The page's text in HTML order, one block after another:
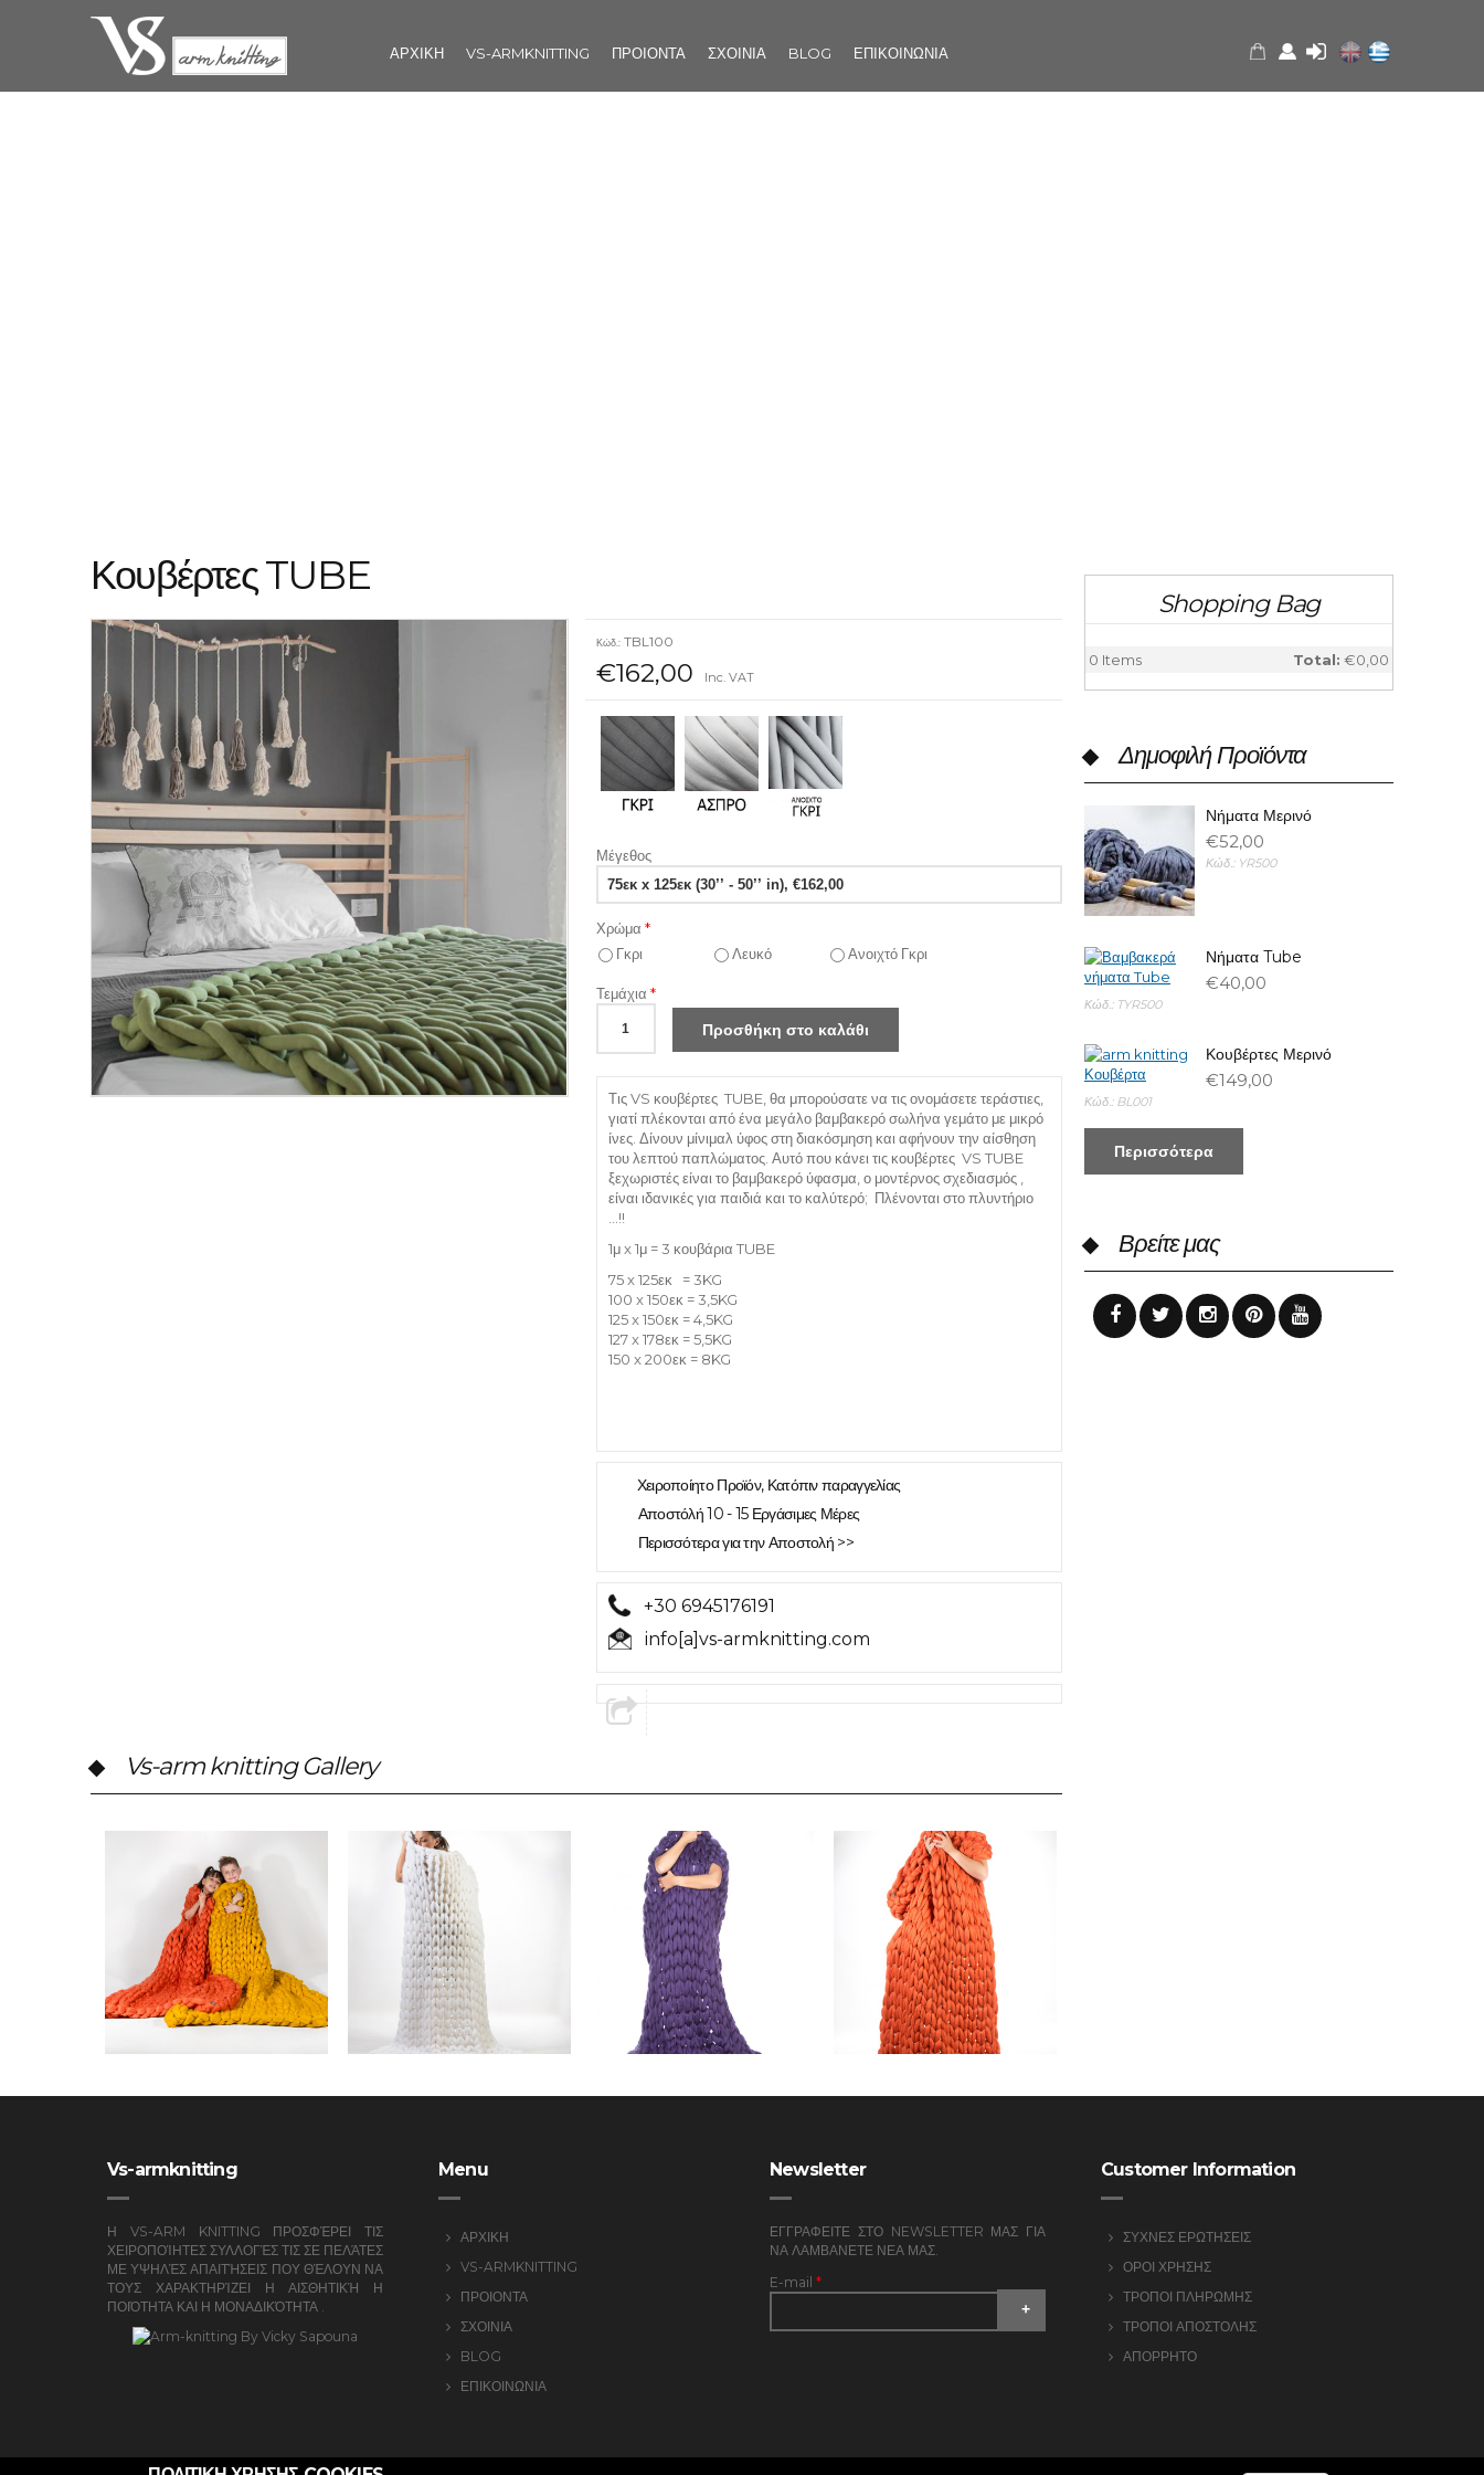
κυρίως
ΑΡΧΙΚΗ VS-ARMKNITTING ΠΡΟΙΟΝΤΑ ΣΧΟΙΝΙΑ BLOG ΕΠΙΚΟΙΝΩΝΙΑ
Κουβέρτες TUBE
Κώδ.: TBL100
€162,00 Inc. VAT
Μέγεθος
Χρώμα *
Γκρι
Λευκό Ανοιχτό Γκρι
Τεμάχια *
Τις VS κουβέρτες TUBE, θα μπορούσατε να τις ονομάσετε τεράστιες,
γιατί πλέκονται από ένα μεγάλο βαμβακερό σωλήνα γεμάτο με μικρό
ίνες. Δίνουν μίνιμαλ ύφος στη διακόσμηση και αφήνουν την αίσθηση
του λεπτού παπλώματος. Αυτό που κάνει τις κουβέρτες VS TUBE
ξεχωριστές είναι το βαμβακερό ύφασμα, ο μοντέρνος σχεδιασμός ,
είναι ιδανικές για παιδιά και το καλύτερό; Πλένονται στο πλυντήριο
...!!
1μ x 1μ = 3 κουβάρια TUBE
75 x 125εκ = 3KG
100 x 150εκ = 3,5KG
125 x 150εκ = 4,5KG
127 x 178εκ = 5,5KG
150 x 200εκ = 8KG
Χειροποίητο Προϊόν, Κατόπιν παραγγελίας
Αποστόλή 10 - 15 Εργάσιμες Μέρες
Περισσότερα για την Αποστολή >>
+30 6945176191
info[a]vs-armknitting.com
Vs-arm knitting Gallery
Shopping Bag
0 Items Total: €0,00
Δημοφιλή Προϊόντα
Νήματα Μερινό
€52,00
Κώδ.: YR500
Νήματα Tube
€40,00
Κώδ.: TYR500
Κουβέρτες Μερινό
€149,00
Κώδ.: BL001
Περισσότερα
Βρείτε μας
Vs-armknitting
Η VS-ARM KNITTING ΠΡΟΣΦΈΡΕΙ ΤΙΣ
ΧΕΙΡΟΠΟΊΗΤΕΣ ΣΥΛΛΟΓΈΣ ΤΙΣ ΣΕ ΠΕΛΆΤΕΣ
ΜΕ ΥΨΗΛΈΣ ΑΠΑΙΤΉΣΕΙΣ ΠΟΥ ΘΈΛΟΥΝ ΝΑ
ΤΟΥΣ ΧΑΡΑΚΤΗΡΊΖΕΙ Η ΑΙΣΘΗΤΙΚΉ Η
ΠΟΙΌΤΗΤΑ ΚΑΙ Η ΜΟΝΑΔΙΚΌΤΗΤΑ .
Menu
ΑΡΧΙΚΗ
VS-ARMKNITTING
ΠΡΟΙΟΝΤΑ
ΣΧΟΙΝΙΑ
BLOG
ΕΠΙΚΟΙΝΩΝΙΑ
Newsletter
ΕΓΓΡΑΦΕΙΤΕ ΣΤΟ NEWSLETTER ΜΑΣ ΓΙΑ
ΝΑ ΛΑΜΒΑΝΕΤΕ ΝΕΑ ΜΑΣ.
E-mail *
Customer Information
ΣΥΧΝΕΣ ΕΡΩΤΗΣΕΙΣ
ΟΡΟΙ ΧΡΗΣΗΣ
ΤΡΟΠΟΙ ΠΛΗΡΩΜΗΣ
ΤΡΟΠΟΙ ΑΠΟΣΤΟΛΗΣ
ΑΠΟΡΡΗΤΟ